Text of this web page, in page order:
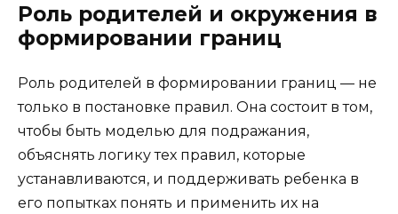
Роль родителей и окружения в
формировании границ
Роль родителей в формировании границ — не
только в постановке правил. Она состоит в том,
чтобы быть моделью для подражания,
объяснять логику тех правил, которые
устанавливаются, и поддерживать ребенка в
его попытках понять и применить их на